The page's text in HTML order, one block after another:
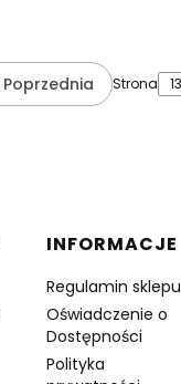
Poprzednia Strona
INFORMACJE
Regulamin sklepu
Oświadczenie o
Dostępności
Polityka